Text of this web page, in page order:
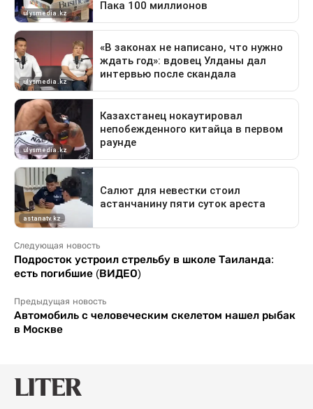
Следующая новость
Подросток устроил стрельбу в школе Таиланда:
есть погибшие (ВИДЕО)
Предыдущая новость
Автомобиль с человеческим скелетом нашел рыбак
в Москве